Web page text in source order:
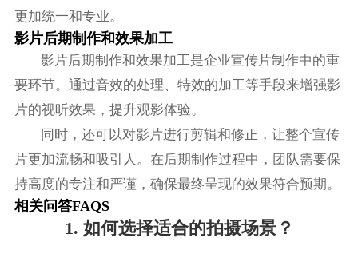
更加统一和专业。
影片后期制作和效果加工
影片后期制作和效果加工是企业宣传片制作中的重
要环节。通过音效的处理、特效的加工等手段来增强影
片的视听效果，提升观影体验。
同时，还可以对影片进行剪辑和修正，让整个宣传
片更加流畅和吸引人。在后期制作过程中，团队需要保
持高度的专注和严谨，确保最终呈现的效果符合预期。
相关问答FAQS
1. 如何选择适合的拍摄场景？